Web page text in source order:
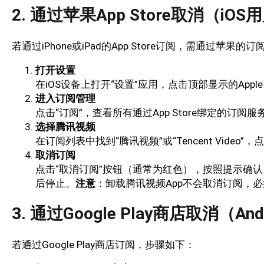
2. 通过苹果App Store取消（iOS
若通过iPhone或iPad的App Store订阅，需通过苹果的订
打开设置
在iOS设备上打开“设置”应用，点击顶部显示的
进入订阅管理
点击“订阅”，查看所有通过App Store绑定的订阅服
选择腾讯视频
在订阅列表中找到“腾讯视频”或“Tencent Video”，
取消订阅
点击“取消订阅”按钮（通常为红色），按照提示确
后停止。 注意 ：卸载腾讯视频App不会取消订阅，
3. 通过Google Play商店取消（
若通过Google Play商店订阅，步骤如下：